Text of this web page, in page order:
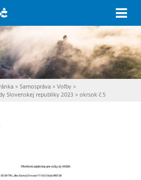
> Samospráva > Voľby>
Slovenskej republiky 2023 >okrsok č.5